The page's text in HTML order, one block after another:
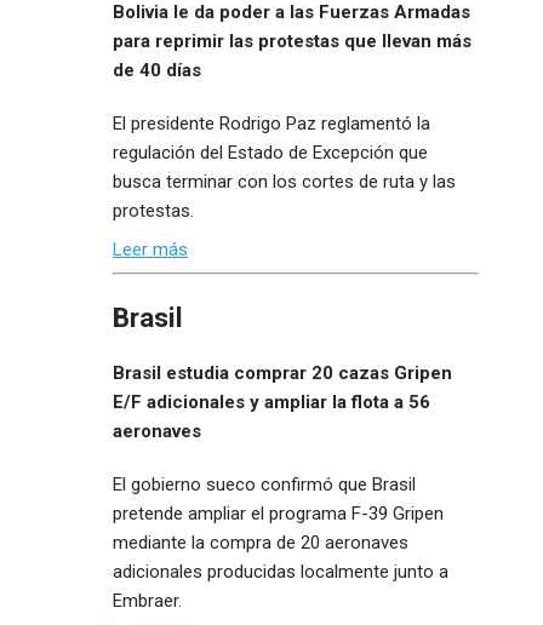
Bolivia le da poder a las Fuerzas Armadas
para reprimir las protestas que llevan más
de 40 días
El presidente Rodrigo Paz reglamentó la
regulación del Estado de Excepción que
busca terminar con los cortes de ruta y las
protestas.
Leer más
Brasil
Brasil estudia comprar 20 cazas Gripen
E/F adicionales y ampliar la flota a 56
aeronaves
El gobierno sueco confirmó que Brasil
pretende ampliar el programa F-39 Gripen
mediante la compra de 20 aeronaves
adicionales producidas localmente junto a
Embraer.